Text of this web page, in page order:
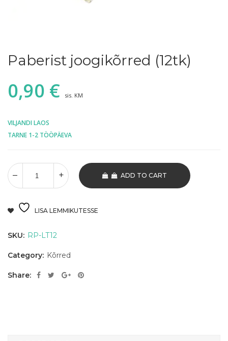
Paberist joogikõrred (12tk)
0,90 € sis. KM
VILJANDI LAOS
TARNE 1-2 TÖÖPÄEVA
ADD TO CART
LISA LEMMIKUTESSE
SKU: RP-LT12
Category: Kõrred
Share: